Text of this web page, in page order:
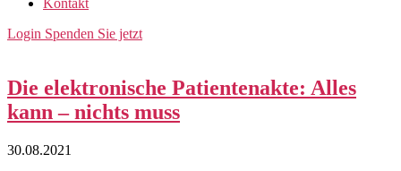
Kontakt
Login Spenden Sie jetzt
Die elektronische Patientenakte: Alles
kann – nichts muss
30.08.2021